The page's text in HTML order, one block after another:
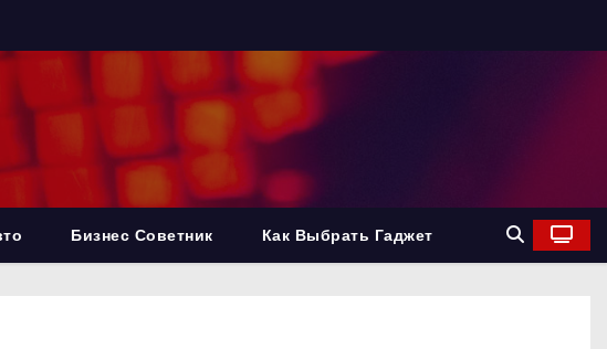
Бизнес Советник Как Выбрать Гаджет